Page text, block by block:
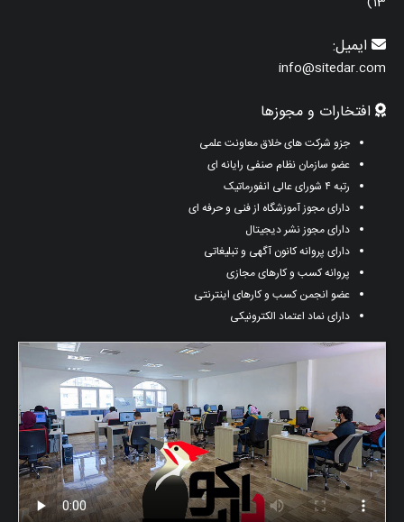
ایمیل:
info@sitedar.com
افتخارات و مجوزها
جزو شرکت های خلاق معاونت علمی
عضو سازمان نظام صنفی رایانه ای
رتبه ۴ شورای عالی انفورماتیک
دارای مجوز آموزشگاه از فنی و حرفه ای
دارای مجوز نشر دیجیتال
دارای پروانه کانون آگهی و تبلیغاتی
پروانه کسب و کارهای مجازی
عضو انجمن کسب و کارهای اینترنتی
دارای نماد اعتماد الکترونیکی